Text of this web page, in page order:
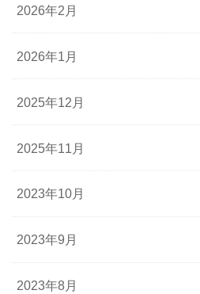
2026年2月
2026年1月
2025年12月
2025年11月
2023年10月
2023年9月
2023年8月